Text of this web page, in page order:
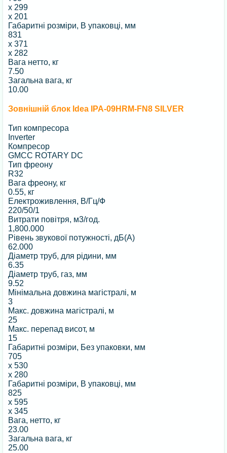
x 299
x 201
Габаритні розміри, В упаковці, мм
831
x 371
x 282
Вага нетто, кг
7.50
Загальна вага, кг
10.00
Зовнішній блок Idea IPA-09HRM-FN8 SILVER
Тип компресора
Inverter
Компресор
GMCC ROTARY DC
Тип фреону
R32
Вага фреону, кг
0.55, кг
Електроживлення, В/Гц/Ф
220/50/1
Витрати повітря, м3/год.
1,800.000
Рівень звукової потужності, дБ(А)
62.000
Діаметр труб, для рідини, мм
6.35
Діаметр труб, газ, мм
9.52
Мінімальна довжина магістралі, м
3
Макс. довжина магістралі, м
25
Макс. перепад висот, м
15
Габаритні розміри, Без упаковки, мм
705
x530
x 280
Габаритні розміри, В упаковці, мм
825
x595
x345
Вага, нетто, кг
23.00
Загальна вага, кг
25.00